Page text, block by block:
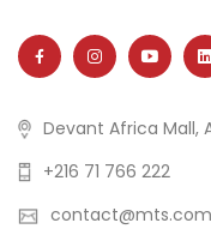
Devant Africa Mall,
+216 71 766 222